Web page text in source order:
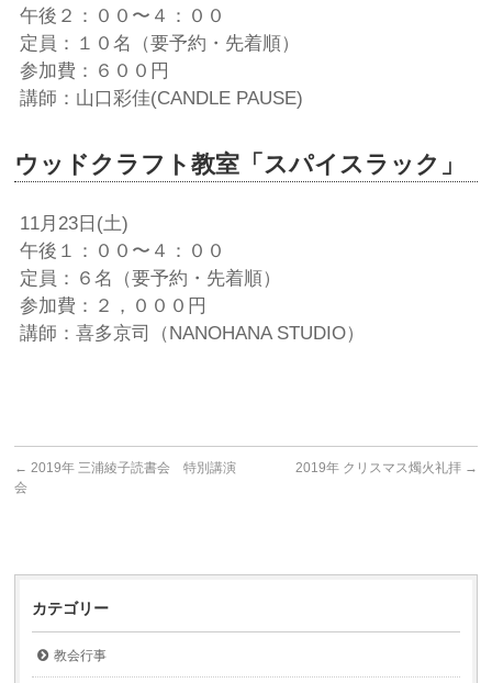
午後２：００〜４：００
定員：１０名（要予約・先着順）
参加費：６００円
講師：山口彩佳(CANDLE PAUSE)
ウッドクラフト教室「スパイスラック」
11月23日(土)
午後１：００〜４：００
定員：６名（要予約・先着順）
参加費：２，０００円
講師：喜多京司（NANOHANA STUDIO）
← 2019年 三浦綾子読書会 特別講演
会
2019年 クリスマス燭火礼拝 →
カテゴリー
教会行事